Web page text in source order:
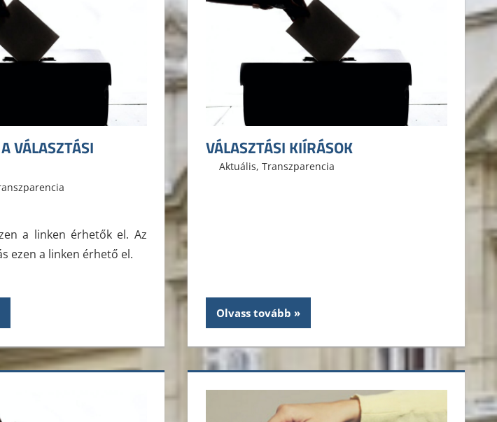
VÁLASZTÁSI
a linken érhetők el. Az
ezen a linken érhető el.
VÁLASZTÁSI KIÍRÁSOK
2021. március 29.
ELTE ÁJK HÖK
Aktuális,Transzparencia
Olvass tovább